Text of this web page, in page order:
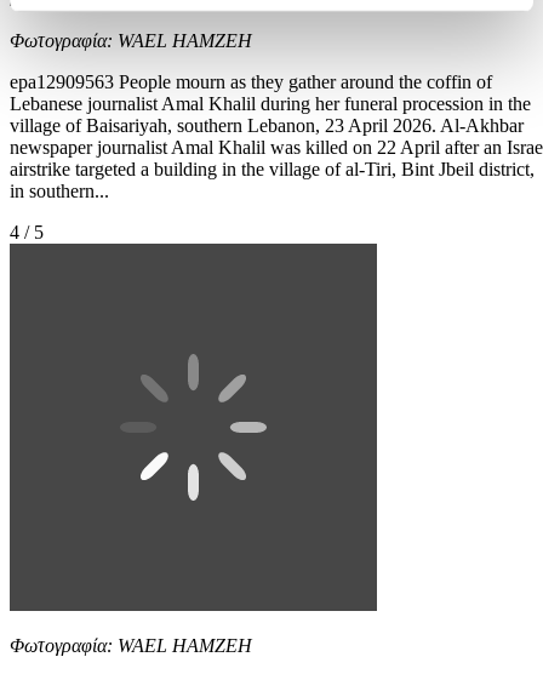
Φωτογραφία: WAEL HAMZEH
epa12909563 People mourn as they gather around the coffin of
Lebanese journalist Amal Khalil during her funeral procession in the
village of Baisariyah, southern Lebanon, 23 April 2026. Al-Akhbar
newspaper journalist Amal Khalil was killed on 22 April after an
airstrike targeted a building in the village of al-Tiri, Bint Jbeil district,
in southern...
4 / 5
Φωτογραφία: WAEL HAMZEH